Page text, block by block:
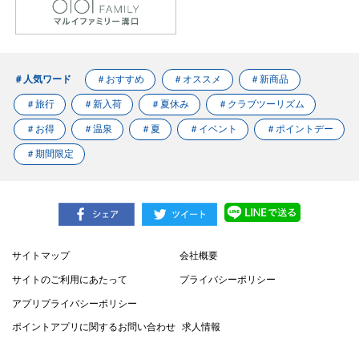
＃人気ワード ＃おすすめ ＃オススメ ＃新商品
＃旅行 ＃新入荷 ＃夏休み ＃クラブツーリズム
＃お得 ＃温泉 ＃夏 ＃イベント ＃ポイントデー
＃期間限定
サイトマップ 会社概要
サイトのご利用にあたって プライバシーポリシー
アプリプライバシーポリシー
ポイントアプリに関するお問い合わせ 求人情報